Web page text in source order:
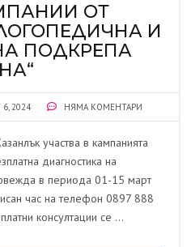
ОТ
И
ПОДКРЕПА
2024 НЯМА КОМЕНТАРИ
участва в кампанията
диагностика на
в периода 01-15 март
час на телефон 0897 888
консултации се …